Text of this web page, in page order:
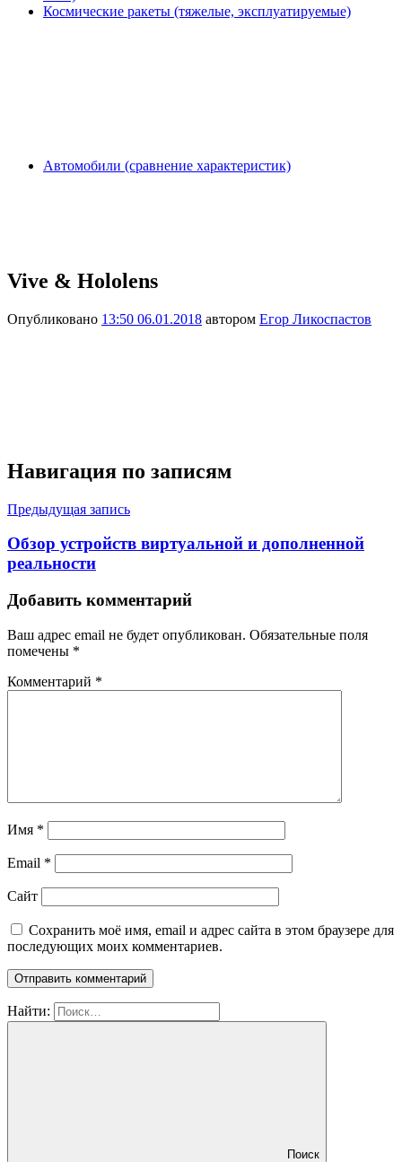
Космические ракеты (тяжелые, эксплуатируемые)
Автомобили (сравнение характеристик)
Vive & Hololens
Опубликовано 13:50 06.01.2018 автором Егор Ликоспастов
Навигация по записям
Предыдущая запись
Обзор устройств виртуальной и дополненной
реальности
Добавить комментарий
Ваш адрес email не будет опубликован. Обязательные поля
помечены *
Комментарий *
Имя *
Email *
Сайт
Сохранить моё имя, email и адрес сайта в этом браузере для
последующих моих комментариев.
Найти:
Поиск